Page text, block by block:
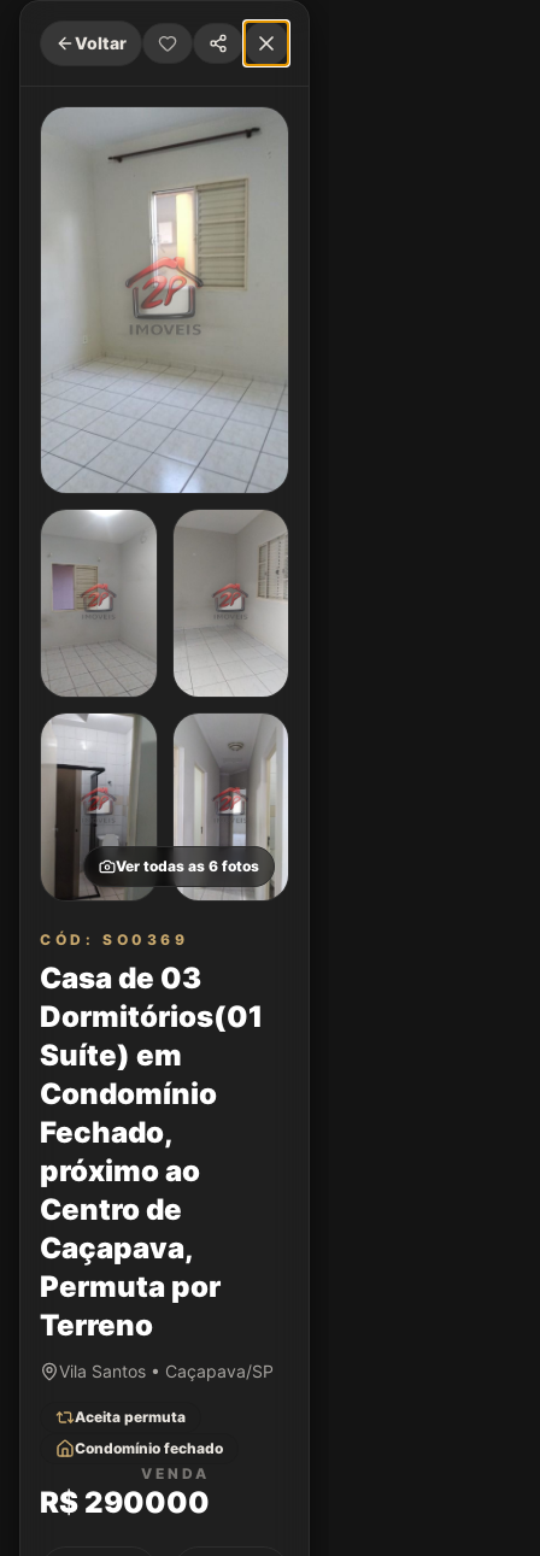
Voltar
Ver todas as 6 fotos
CÓD: SO0369
Casa de 03
Dormitórios(01
Suíte) em
Condomínio
Fechado,
próximo ao
Centro de
Caçapava,
Permuta por
Terreno
Vila Santos • Caçapava/SP
Aceita permuta
Condomínio fechado
VENDA
R$ 290000